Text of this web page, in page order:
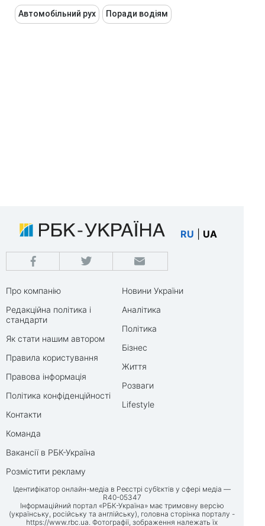
Автомобільний рух Поради водіям
RU UA
Про компанію
Редакційна політика і
стандарти
Як стати нашим автором
Правила користування
Правова інформація
Політика конфіденційності
Контакти
Команда
Вакансії в РБК-Україна
Розмістити рекламу
Новини України
Аналітика
Політика
Бізнес
Життя
Розваги
Lifestyle
Ідентифікатор онлайн-медіа в Реєстрі суб’єктів у сфері медіа —
R40-05347
Інформаційний портал «РБК-Україна» має тримовну версію
(українську, російську та англійську), головна сторінка порталу -
https://www.rbc.ua. Фотографії, зображення належать їх